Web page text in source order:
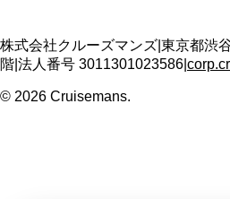
株式会社クルーズマンズ 東京都渋
階 法人番号 3011301023586
© 2026 Cruisemans.